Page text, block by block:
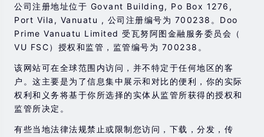
公司注册地址位于 Govant Building, Po Box 1276,
Port Vila, Vanuatu , 公司注册编号为 700238。Doo
Prime Vanuatu Limited 受瓦努阿图金融服务委员会（
VU FSC）授权和监管，监管编号为 700238。
该网站可在全球范围内访问，并不特定于任何地区的客
户。这主要是为了信息集中展示和对比的便利，你的实际
权利和义务将基于你所选择的实体从监管所获得的授权和
监管所决定。
有些当地法律法规禁止或限制您访问，下载，分发，传